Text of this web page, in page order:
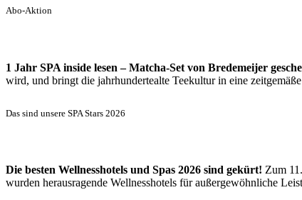
Abo-Aktion
1 Jahr SPA inside lesen – Matcha-Set von Bredemeijer
wird, und bringt die jahrhundertealte Teekultur in eine
Das sind unsere SPA Stars 2026
Die besten Wellnesshotels und Spas 2026 sind gekürt! Zum
wurden herausragende Wellnesshotels für außergewöhnliche